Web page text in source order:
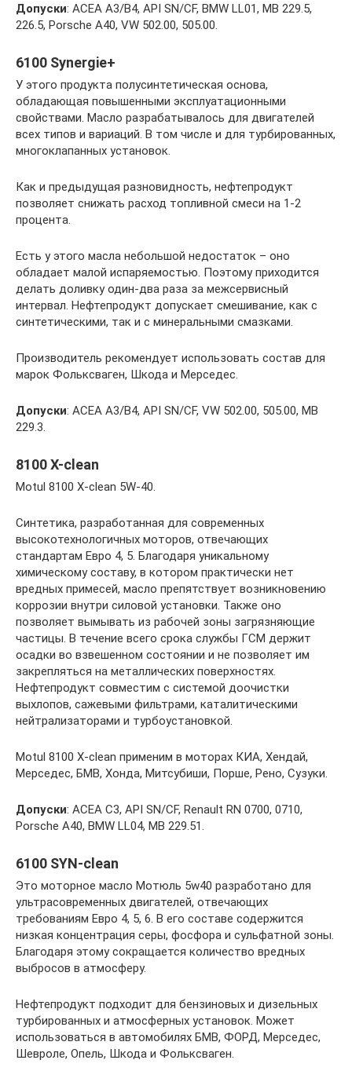
Допуски: АСЕА А3/В4, API SN/CF, BMW LL01, MB 229.5,
226.5, Porsche A40, VW 502.00, 505.00.
6100 Synergie+
У этого продукта полусинтетическая основа,
обладающая повышенными эксплуатационными
свойствами. Масло разрабатывалось для двигателей
всех типов и вариаций. В том числе и для турбированных,
многоклапанных установок.
Как и предыдущая разновидность, нефтепродукт
позволяет снижать расход топливной смеси на 1-2
процента.
Есть у этого масла небольшой недостаток – оно
обладает малой испаряемостью. Поэтому приходится
делать доливку один-два раза за межсервисный
интервал. Нефтепродукт допускает смешивание, как с
синтетическими, так и с минеральными смазками.
Производитель рекомендует использовать состав для
марок Фольксваген, Шкода и Мерседес.
Допуски: АСЕА А3/В4, API SN/CF, VW 502.00, 505.00, МВ
229.3.
8100 X-clean
Motul 8100 X-clean 5W-40.
Синтетика, разработанная для современных
высокотехнологичных моторов, отвечающих
стандартам Евро 4, 5. Благодаря уникальному
химическому составу, в котором практически нет
вредных примесей, масло препятствует возникновению
коррозии внутри силовой установки. Также оно
позволяет вымывать из рабочей зоны загрязняющие
частицы. В течение всего срока службы ГСМ держит
осадки во взвешенном состоянии и не позволяет им
закрепляться на металлических поверхностях.
Нефтепродукт совместим с системой доочистки
выхлопов, сажевыми фильтрами, каталитическими
нейтрализаторами и турбоустановкой.
Motul 8100 X-clean применим в моторах КИА, Хендай,
Мерседес, БМВ, Хонда, Митсубиши, Порше, Рено, Сузуки.
Допуски: АСЕА С3, API SN/CF, Renault RN 0700, 0710,
Porsche A40, BMW LL04, МВ 229.51.
6100 SYN-clean
Это моторное масло Мотюль 5w40 разработано для
ультрасовременных двигателей, отвечающих
требованиям Евро 4, 5, 6. В его составе содержится
низкая концентрация серы, фосфора и сульфатной зоны.
Благодаря этому сокращается количество вредных
выбросов в атмосферу.
Нефтепродукт подходит для бензиновых и дизельных
турбированных и атмосферных установок. Может
использоваться в автомобилях БМВ, ФОРД, Мерседес,
Шевроле, Опель, Шкода и Фольксваген.